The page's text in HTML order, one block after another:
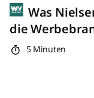
Was
die
5 Minuten